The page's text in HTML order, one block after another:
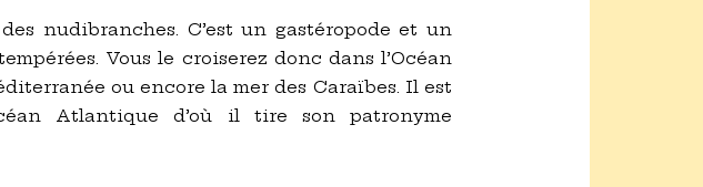
nudibranches. C’est un gastéropode et un
Vous le croiserez donc dans l’Océan
ou encore la mer des Caraïbes. Il est
Atlantique d’où il tire son patronyme